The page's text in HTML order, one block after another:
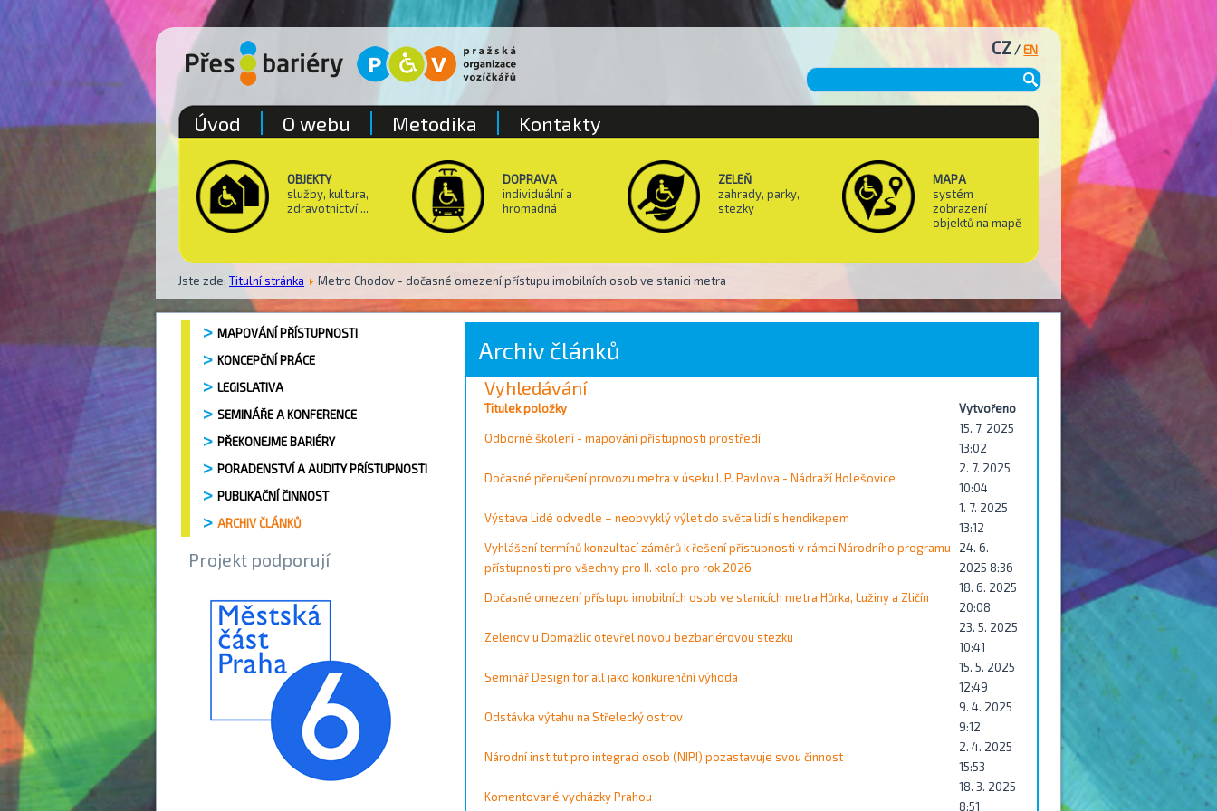
OBJEKTY
služby, kultura,
zdravotnictví ...
DOPRAVA
individuální a
hromadná
ZELEŇ
zahrady, parky,
stezky
MAPA
systém
zobrazení
objektů na mapě
CZ /EN
Jste zde: Titulní stránka Metro Chodov - dočasné omezení přístupu imobilních osob ve stanici metra
Úvod O webu Metodika Kontakty
MAPOVÁNÍ PŘÍSTUPNOSTI
KONCEPČNÍ PRÁCE
LEGISLATIVA
SEMINÁŘE A KONFERENCE
PŘEKONEJME BARIÉRY
PORADENSTVÍ A AUDITY PŘÍSTUPNOSTI
PUBLIKAČNÍ ČINNOST
ARCHIV ČLÁNKŮ
Projekt podporují
Archiv článků
Vyhledávání
Vyhledávání / Filtrování
Vyhledat
Vyprázdnit
0123456 789
Titulek položky Vytvořeno
Odborné školení - mapování přístupnosti prostředí
15. 7. 2025
13:02
Dočasné přerušení provozu metra v úseku I. P. Pavlova - Nádraží Holešovice
2. 7. 2025
10:04
Výstava Lidé odvedle – neobvyklý výlet do světa lidí s hendikepem
1. 7. 2025
13:12
Vyhlášení termínů konzultací záměrů k řešení přístupnosti v rámci Národního programu
přístupnosti pro všechny pro II. kolo pro rok 2026
24. 6.
2025 8:36
Dočasné omezení přístupu imobilních osob ve stanicích metra Hůrka, Lužiny a Zličín
18. 6. 2025
20:08
Zelenov u Domažlic otevřel novou bezbariérovou stezku
23. 5. 2025
10:41
Seminář Design for all jako konkurenční výhoda
15. 5. 2025
12:49
Odstávka výtahu na Střelecký ostrov
9. 4. 2025
9:12
Národní institut pro integraci osob (NIPI) pozastavuje svou činnost
2. 4. 2025
15:53
Komentované vycházky Prahou
18. 3. 2025
8:51